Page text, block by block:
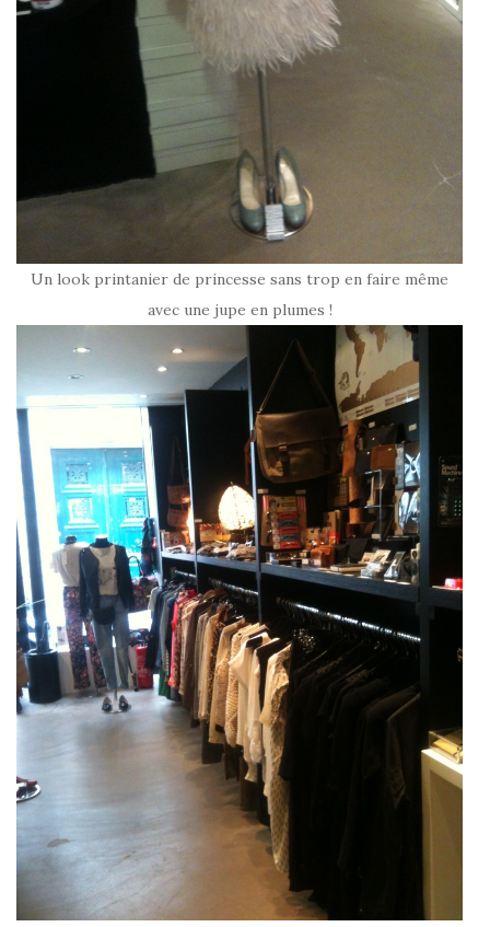
Un look printanier de princesse sans trop en faire même
avec une jupe en plumes !